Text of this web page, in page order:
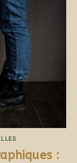
: